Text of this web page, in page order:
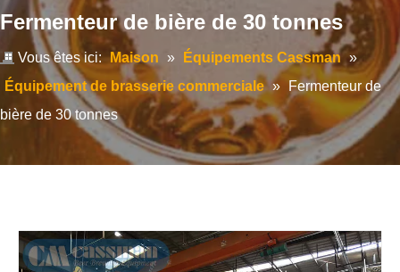
Fermenteur de bière de 30 tonnes
Vous êtes ici: Maison » Équipements Cassman »
Équipement de brasserie commerciale »
Fermenteur de
bière de 30 tonnes